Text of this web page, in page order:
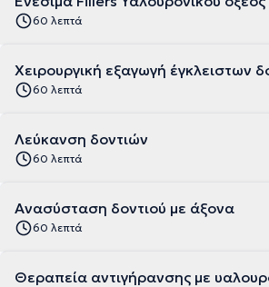
60 λεπτά
Χειρουργική εξαγωγή έγκλειστων
60 λεπτά
Λεύκανση δοντιών
60 λεπτά
Ανασύσταση δοντιού με άξονα
60 λεπτά
Θεραπεία αντιγήρανσης με